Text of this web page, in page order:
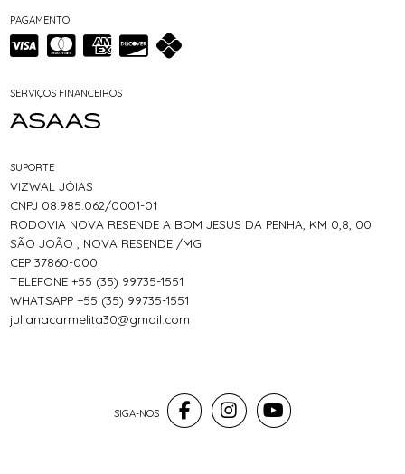
PAGAMENTO
SERVIÇOS FINANCEIROS
SUPORTE
VIZWAL JÓIAS
CNPJ 08.985.062/0001-01
RODOVIA NOVA RESENDE A BOM JESUS DA PENHA, KM 0,8, 00
SÃO JOÃO , NOVA RESENDE /MG
CEP 37860-000
TELEFONE +55 (35) 99735-1551
WHATSAPP +55 (35) 99735-1551
julianacarmelita30@gmail.com